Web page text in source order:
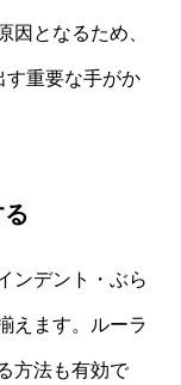
因となるため、
す重要な手がか
ンデント・ぶら
えます。ルーラ
方法も有効で